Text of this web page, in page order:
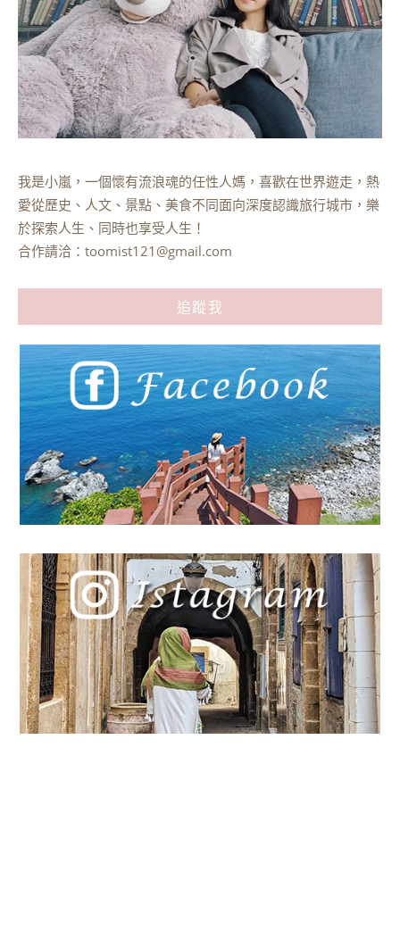
我是小嵐，一個懷有流浪魂的任性人媽，喜歡在世界遊走，熱
愛從歷史、人文、景點、美食不同面向深度認識旅行城市，樂
於探索人生、同時也享受人生！
合作請洽： toomist121@gmail.com
追蹤我